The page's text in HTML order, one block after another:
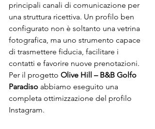
principali canali di comunicazione per
una struttura ricettiva. Un profilo ben
configurato non è soltanto una vetrina
fotografica, ma uno strumento capace
di trasmettere fiducia, facilitare i
contatti e favorire nuove prenotazioni.
Per il progetto Olive Hill – B&B Golfo
Paradiso abbiamo eseguito una
completa ottimizzazione del profilo
Instagram.